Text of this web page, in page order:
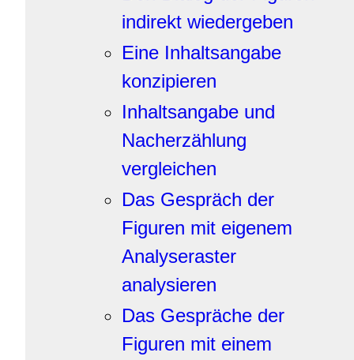
indirekt wiedergeben
Eine Inhaltsangabe
konzipieren
Inhaltsangabe und
Nacherzählung
vergleichen
Das Gespräch der
Figuren mit eigenem
Analyseraster
analysieren
Das Gespräche der
Figuren mit einem